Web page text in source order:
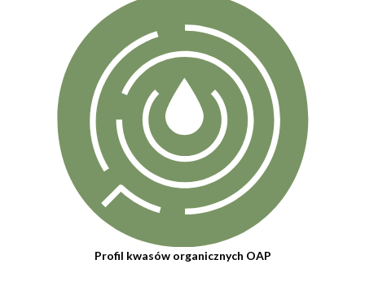
Profil kwasów organicznych OAP